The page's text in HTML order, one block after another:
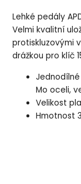
Lehké pedály
Velmi kvalitní
protiskluzovými
drážkou pro klíč
Mo oceli,
Velikost
Hmotnost